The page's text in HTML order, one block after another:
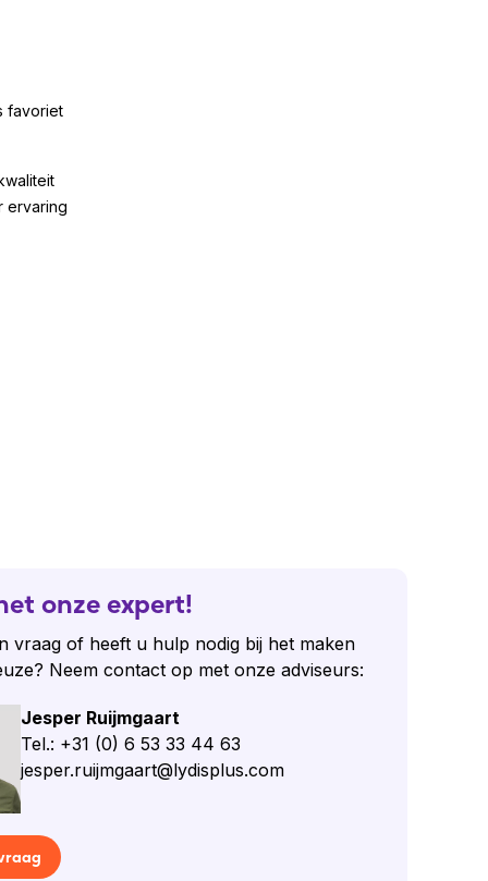
favoriet
ervaring
onze expert!
vraag of heeft u hulp nodig bij het maken
Neem contact op met onze adviseurs:
Jesper Ruijmgaart
Tel.: +31 (0) 6 53 33 44 63
jesper.ruijmgaart@lydisplus.com